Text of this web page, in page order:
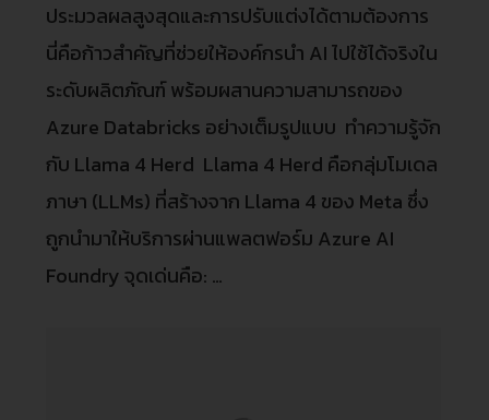
ประมวลผลสูงสุดและการปรับแต่งได้ตามต้องการ
นี่คือก้าวสำคัญที่ช่วยให้องค์กรนำ AI ไปใช้ได้จริงใน
ระดับผลิตภัณฑ์ พร้อมผสานความสามารถของ
Azure Databricks อย่างเต็มรูปแบบ ทำความรู้จัก
กับ Llama 4 Herd Llama 4 Herd คือกลุ่มโมเดล
ภาษา (LLMs) ที่สร้างจาก Llama 4 ของ Meta ซึ่ง
ถูกนำมาให้บริการผ่านแพลตฟอร์ม Azure AI
Foundry จุดเด่นคือ: …